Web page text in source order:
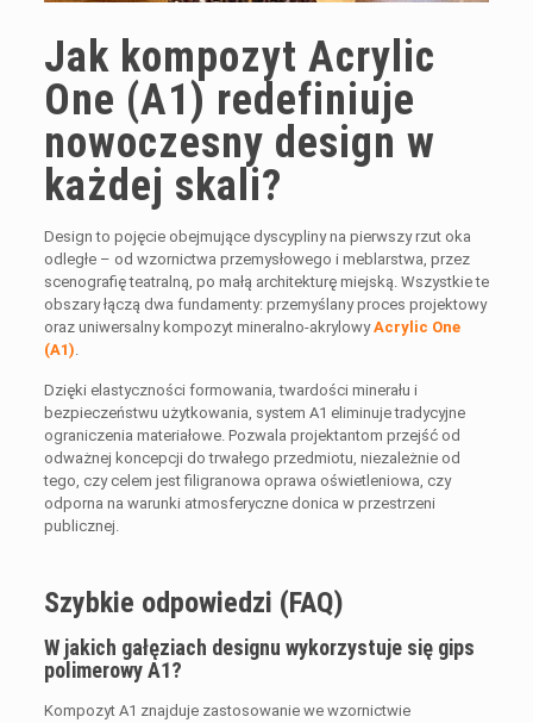
Jak kompozyt Acrylic
One (A1) redefiniuje
nowoczesny design w
każdej skali?
Design to pojęcie obejmujące dyscypliny na pierwszy rzut oka
odległe – od wzornictwa przemysłowego i meblarstwa, przez
scenografię teatralną, po małą architekturę miejską. Wszystkie te
obszary łączą dwa fundamenty: przemyślany proces projektowy
oraz uniwersalny kompozyt mineralno-akrylowyAcrylic One
(A1).
Dzięki elastyczności formowania, twardości minerału i
bezpieczeństwu użytkowania, system A1 eliminuje tradycyjne
ograniczenia materiałowe. Pozwala projektantom przejść od
odważnej koncepcji do trwałego przedmiotu, niezależnie od
tego, czy celem jest filigranowa oprawa oświetleniowa, czy
odporna na warunki atmosferyczne donica w przestrzeni
publicznej.
Szybkie odpowiedzi (FAQ)
W jakich gałęziach designu wykorzystuje się gips
polimerowy A1?
Kompozyt A1 znajduje zastosowanie we wzornictwie